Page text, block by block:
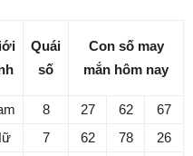
Quái
số
Con số may
mắn hôm nay
8 27 62
67
7 62 78 26